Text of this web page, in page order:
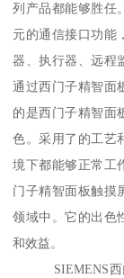
列产品都能够胜任
元的通信接口功能
器、执行器、远程
通过西门子精智面
的是西门子精智面
色。采用了的工艺
境下都能够正常工
门子精智面板触摸
领域中。它的出色
和效益。
SIEMENS西门